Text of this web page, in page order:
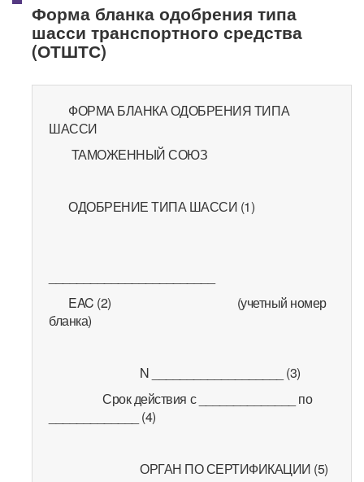
Форма бланка одобрения типа
шасси транспортного средства
(ОТШТС)
ФОРМА БЛАНКА ОДОБРЕНИЯ ТИПА
ШАССИ
ТАМОЖЕННЫЙ СОЮЗ
ОДОБРЕНИЕ ТИПА ШАССИ (1)
EAC (2) (учетный номер
бланка)
N ___________________ (3)
Срок действия с ______________ по
_____________ (4)
ОРГАН ПО СЕРТИФИКАЦИИ (5)